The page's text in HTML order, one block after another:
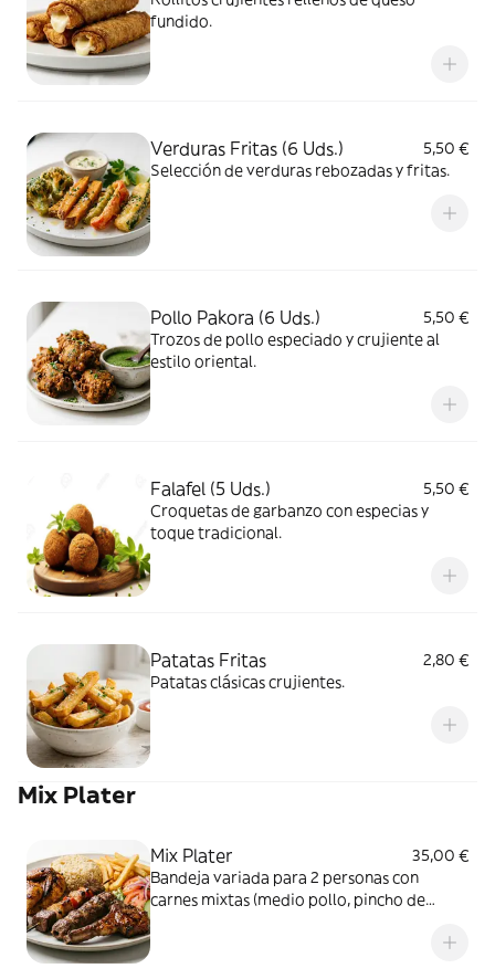
fundido.
Verduras Fritas (6 Uds.)
5,50 €
Selección de verduras rebozadas y fritas.
Pollo Pakora (6 Uds.)
5,50 €
Trozos de pollo especiado y crujiente al
estilo oriental.
Falafel (5 Uds.)
5,50 €
Croquetas de garbanzo con especias y
toque tradicional.
Patatas Fritas
2,80 €
Patatas clásicas crujientes.
Mix Plater
Mix Plater
35,00 €
Bandeja variada para 2 personas con
carnes mixtas (medio pollo, pincho de